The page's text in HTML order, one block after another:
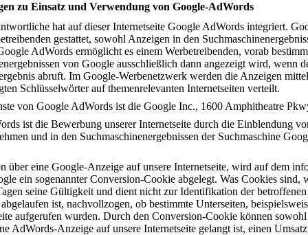
zu Einsatz und Verwendung von Google-AdWords
hat auf dieser Internetseite Google AdWords integriert.
gestattet, sowohl Anzeigen in den
AdWords ermöglicht es einem Werbetreibenden, vorab
von Google ausschließlich dann angezeigt wird, wenn
abruft. Im Google-Werbenetzwerk werden die Anzeigen
Schlüsselwörter auf themenrelevanten Internetseiten verteilt.
von Google AdWords ist die Google Inc., 1600 Amphitheatre
ist die Bewerbung unserer Internetseite durch die Einblendung
und in den Suchmaschinenergebnissen der Suchmaschine
über eine Google-Anzeige auf unsere Internetseite, wird auf dem
ein sogenannter Conversion-Cookie abgelegt. Was Cookies sind,
seine Gültigkeit und dient nicht zur Identifikation der
ist, nachvollzogen, ob bestimmte Unterseiten,
aufgerufen wurden. Durch den Conversion-Cookie können
AdWords-Anzeige auf unsere Internetseite gelangt ist, einen